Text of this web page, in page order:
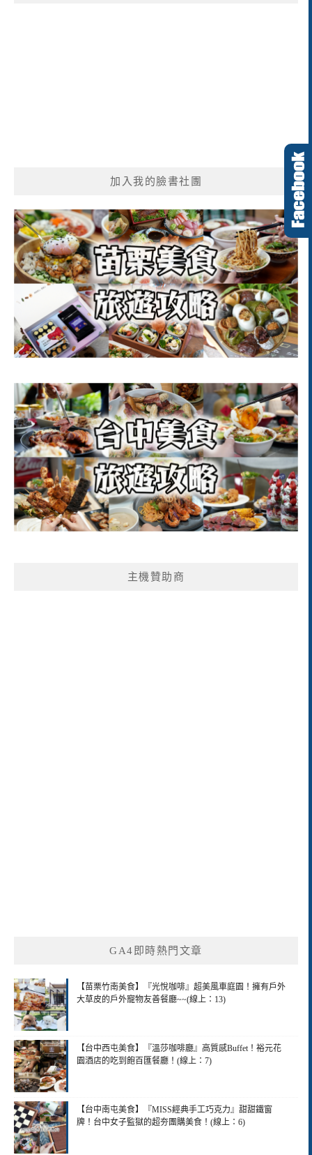
加入我的臉書社團
主機贊助商
GA4即時熱門文章
【苗栗竹南美食】『光悅咖啡』超美風車庭園！擁有戶外
大草皮的戶外寵物友善餐廳~~(線上：13)
【台中西屯美食】『溫莎咖啡廳』高質感Buffet！裕元花
園酒店的吃到飽百匯餐廳！(線上：7)
【台中南屯美食】『MISS經典手工巧克力』甜甜鐵窗
牌！台中女子監獄的超夯團購美食！(線上：6)